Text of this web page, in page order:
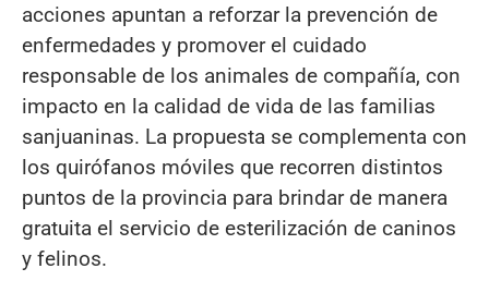
acciones apuntan a reforzar la prevención de
enfermedades y promover el cuidado
responsable de los animales de compañía, con
impacto en la calidad de vida de las familias
sanjuaninas. La propuesta se complementa con
los quirófanos móviles que recorren distintos
puntos de la provincia para brindar de manera
gratuita el servicio de esterilización de caninos
y felinos.